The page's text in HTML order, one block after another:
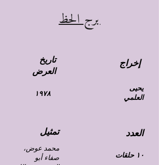
برج الحظ
تمثيل العدد
تاريخ
العرض
إخراج
محمد عوض،
صفاء أبو
١٠ حلقات
١٩٧٨
يحيى
العلمي